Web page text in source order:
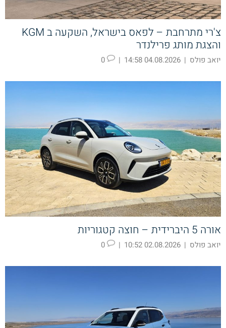
צ'רי מתרחבת – לפאס בישראל, השקעה ב KGM
והצגת מותג פרילנדר
יואב פולס |
04.08.2026 14:58
|
אורה 5 היברידית – חוצה קטגוריות
יואב פולס |
02.08.2026 10:52
|